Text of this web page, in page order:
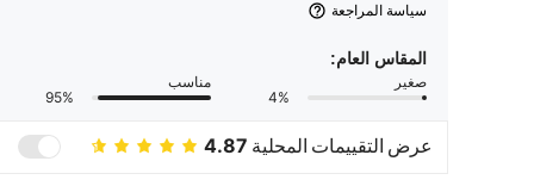
سياسة المراجعة
المقاس العام:
صغير
4%
مناسب
95%
عرض التقييمات المحلية 4.87